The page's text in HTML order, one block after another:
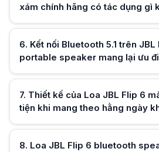
Hữu ích (0 )
Hữu ích ( 0
xám chính hãng có tác dụng gì
Hữu ích (0)
6. Kết nối Bluetooth 5.1 trên
portable speaker mang lại ưu
Hữu ích (0 )
7. Thiết kế của Loa JBL Flip 6
tiện khi mang theo hằng ngày
8. Loa JBL Flip 6 bluetooth